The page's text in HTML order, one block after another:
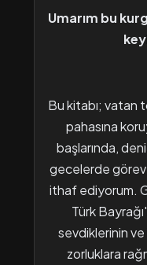
Umarım bu
Bu kitabı; vatan
pahasına
başlarında,
gecelerde görev
ithaf ediyorum.
Türk
sevdiklerinin
zorluklara